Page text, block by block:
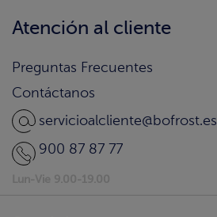
Atención al cliente
Preguntas Frecuentes
Contáctanos
servicioalcliente@bofrost.es
900 87 87 77